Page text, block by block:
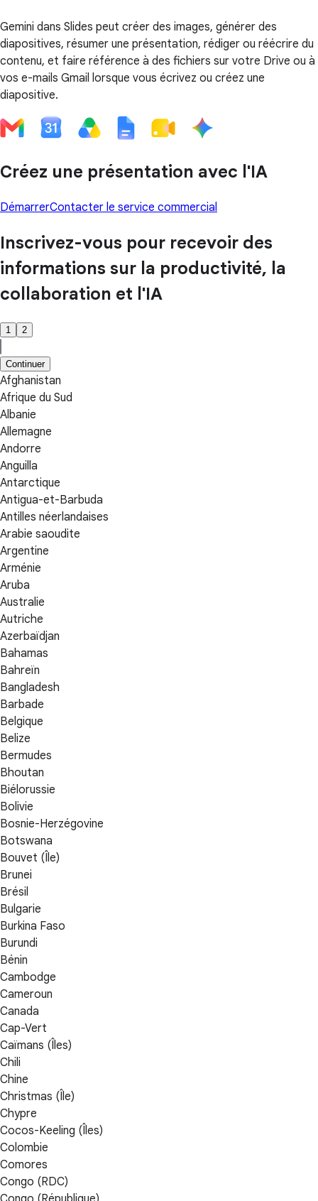
Gemini dans Slides peut créer des images, générer des
diapositives, résumer une présentation, rédiger ou réécrire du
contenu, et faire référence à des fichiers sur votre Drive ou à
vos e-mails Gmail lorsque vous écrivez ou créez une
diapositive.
Créez une présentation avec l'IA
DémarrerContacter le service commercial
Inscrivez-vous pour recevoir des
informations sur la productivité, la
collaboration et l'IA
1 2
Continuer
Afghanistan
Afrique du Sud
Albanie
Allemagne
Andorre
Anguilla
Antarctique
Antigua-et-Barbuda
Antilles néerlandaises
Arabie saoudite
Argentine
Arménie
Aruba
Australie
Autriche
Azerbaïdjan
Bahamas
Bahreïn
Bangladesh
Barbade
Belgique
Belize
Bermudes
Bhoutan
Biélorussie
Bolivie
Bosnie-Herzégovine
Botswana
Bouvet (Île)
Brunei
Brésil
Bulgarie
Burkina Faso
Burundi
Bénin
Cambodge
Cameroun
Canada
Cap-Vert
Caïmans (Îles)
Chili
Chine
Christmas (Île)
Chypre
Cocos-Keeling (Îles)
Colombie
Comores
Congo (RDC)